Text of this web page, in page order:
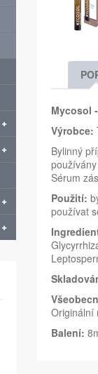
Mycosol
Výrobce:
Bylinný
Sérum
Použití:
používat
Originální
Balení: